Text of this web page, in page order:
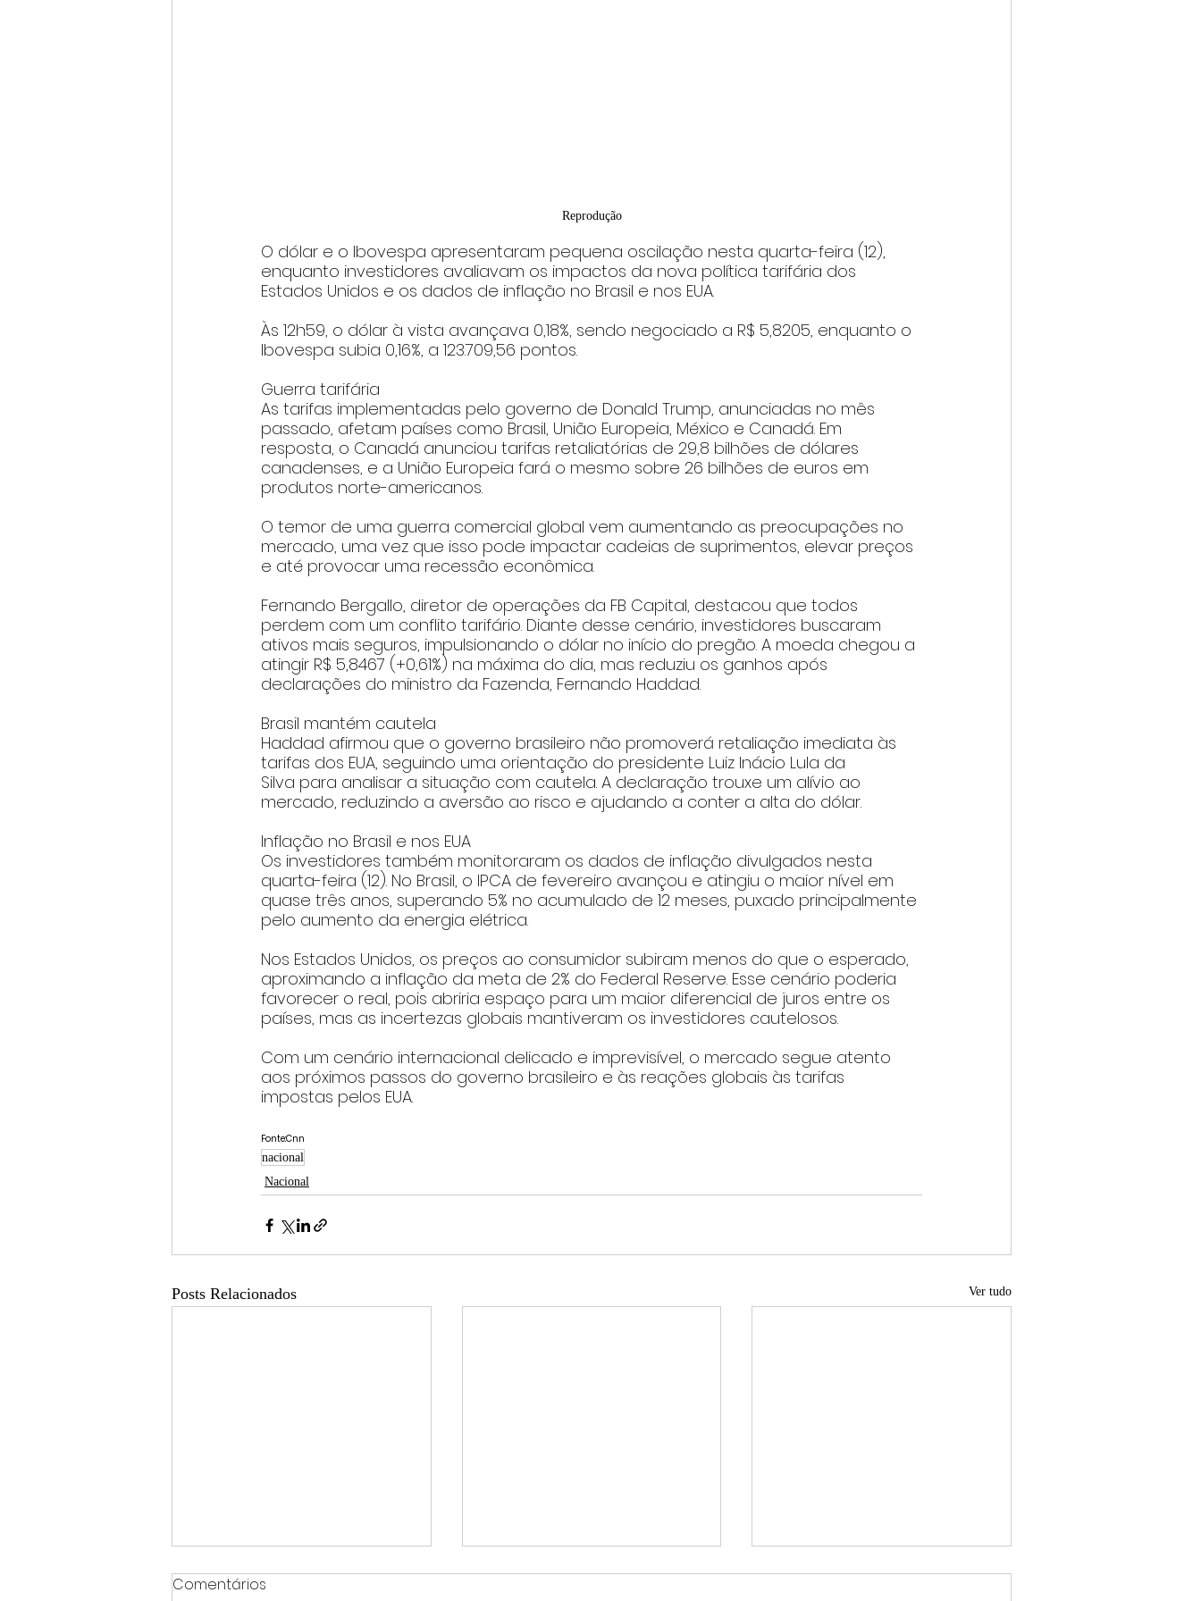
Reprodução
O dólar e o Ibovespa apresentaram pequena oscilação nesta quarta-feira (12),
enquanto investidores avaliavam os impactos da nova política tarifária dos
Estados Unidos e os dados de inflação no Brasil e nos EUA.
Às 12h59, o dólar à vista avançava 0,18%, sendo negociado a R$ 5,8205, enquanto o
Ibovespa subia 0,16%, a 123.709,56 pontos.
Guerra tarifária
As tarifas implementadas pelo governo de Donald Trump, anunciadas no mês
passado, afetam países como Brasil, União Europeia, México e Canadá. Em
resposta, o Canadá anunciou tarifas retaliatórias de 29,8 bilhões de dólares
canadenses, e a União Europeia fará o mesmo sobre 26 bilhões de euros em
produtos norte-americanos.
O temor de uma guerra comercial global vem aumentando as preocupações no
mercado, uma vez que isso pode impactar cadeias de suprimentos, elevar preços
e até provocar uma recessão econômica.
Fernando Bergallo, diretor de operações da FB Capital, destacou que todos
perdem com um conflito tarifário. Diante desse cenário, investidores buscaram
ativos mais seguros, impulsionando o dólar no início do pregão. A moeda chegou a
atingir R$ 5,8467 (+0,61%) na máxima do dia, mas reduziu os ganhos após
declarações do ministro da Fazenda, Fernando Haddad.
Brasil mantém cautela
Haddad afirmou que o governo brasileiro não promoverá retaliação imediata às
tarifas dos EUA, seguindo uma orientação do presidente Luiz Inácio Lula da
Silva para analisar a situação com cautela. A declaração trouxe um alívio ao
mercado, reduzindo a aversão ao risco e ajudando a conter a alta do dólar.
Inflação no Brasil e nos EUA
Os investidores também monitoraram os dados de inflação divulgados nesta
quarta-feira (12). No Brasil, o IPCA de fevereiro avançou e atingiu o maior nível em
quase três anos, superando 5% no acumulado de 12 meses, puxado principalmente
pelo aumento da energia elétrica.
Nos Estados Unidos, os preços ao consumidor subiram menos do que o esperado,
aproximando a inflação da meta de 2% do Federal Reserve. Esse cenário poderia
favorecer o real, pois abriria espaço para um maior diferencial de juros entre os
países, mas as incertezas globais mantiveram os investidores cautelosos.
Com um cenário internacional delicado e imprevisível, o mercado segue atento
aos próximos passos do governo brasileiro e às reações globais às tarifas
impostas pelos EUA.
Fonte:Cnn
nacional
Nacional
Posts Relacionados Ver tudo
Comentários